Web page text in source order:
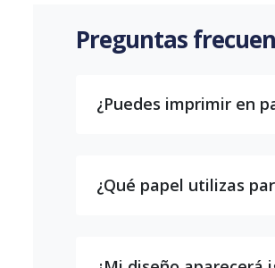
Preguntas
¿Puedes imprimir en
¿Qué papel utilizas